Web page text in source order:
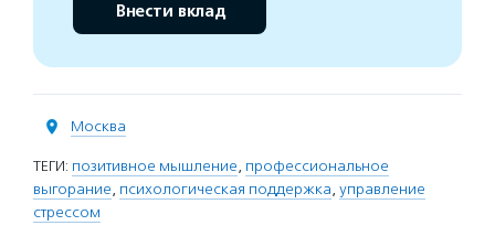
Внести вклад
Москва
ТЕГИ: позитивное мышление, профессиональное
выгорание, психологическая поддержка, управление
стрессом